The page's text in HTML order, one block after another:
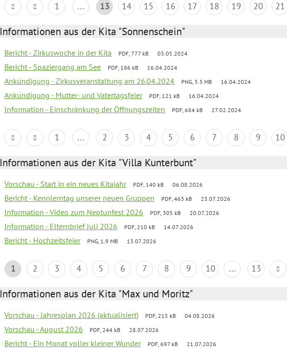
1 ... 13 14 15 16 17 18 19 20 21
Informationen aus der Kita "Sonnenschein"
Bericht - Zirkuswoche in der Kita PDF, 777 kB 03.05.2024
Bericht - Spaziergang am See PDF, 186 kB 16.04.2024
Ankündigung - Zirkusveranstaltung am 26.04.2024 PNG, 3.3 MB 16.04.2024
Ankündigung - Mutter- und Vatertagsfeier PDF, 121 kB 16.04.2024
Information - Einschränkung der Öffnungszeiten PDF, 684 kB 27.02.2024
1 ... 2 3 4 5 6 7 8 9 10
Informationen aus der Kita "Villa Kunterbunt"
Vorschau - Start in ein neues Kitajahr PDF, 140 kB 06.08.2026
Bericht - Kennlerntag unserer neuen Gruppen PDF, 463 kB 23.07.2026
Information - Video zum Neptunfest 2026 PDF, 305 kB 20.07.2026
Information - Elternbrief Juli 2026 PDF, 210 kB 14.07.2026
Bericht - Hochzeitsfeier PNG, 1.9 MB 13.07.2026
1 2 3 4 5 6 7 8 9 10 ... 13
Informationen aus der Kita "Max und Moritz"
Vorschau - Jahresplan 2026 (aktualisiert) PDF, 215 kB 04.08.2026
Vorschau - August 2026 PDF, 244 kB 28.07.2026
Bericht - Ein Monat voller kleiner Wunder PDF, 697 kB 21.07.2026